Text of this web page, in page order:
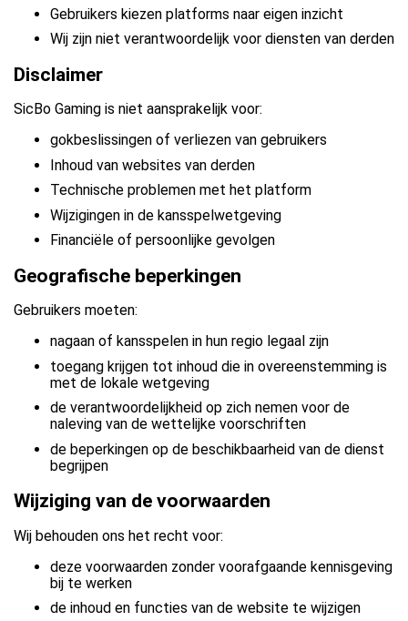
Gebruikers kiezen platforms naar eigen inzicht
Wij zijn niet verantwoordelijk voor diensten van derden
Disclaimer
SicBo Gaming is niet aansprakelijk voor:
gokbeslissingen of verliezen van gebruikers
Inhoud van websites van derden
Technische problemen met het platform
Wijzigingen in de kansspelwetgeving
Financiële of persoonlijke gevolgen
Geografische beperkingen
Gebruikers moeten:
nagaan of kansspelen in hun regio legaal zijn
toegang krijgen tot inhoud die in overeenstemming is
met de lokale wetgeving
de verantwoordelijkheid op zich nemen voor de
naleving van de wettelijke voorschriften
de beperkingen op de beschikbaarheid van de dienst
begrijpen
Wijziging van de voorwaarden
Wij behouden ons het recht voor:
deze voorwaarden zonder voorafgaande kennisgeving
bij te werken
de inhoud en functies van de website te wijzigen